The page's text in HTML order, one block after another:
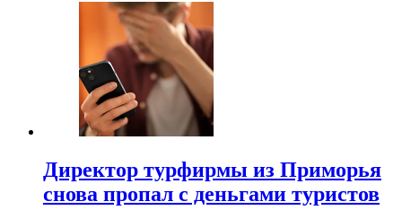
Директор турфирмы из Приморья
снова пропал с деньгами туристов